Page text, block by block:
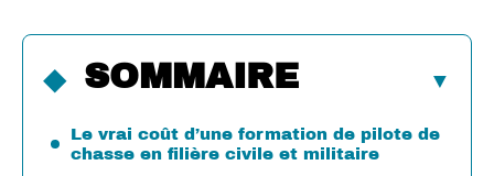
SOMMAIRE
Le vrai coût d’une formation de pilote de
chasse en filière civile et militaire